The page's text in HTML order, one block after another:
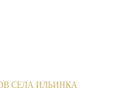
СЕЛА ИЛЬИНКА